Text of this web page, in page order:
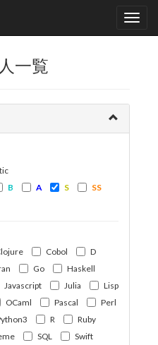
一覧
B A S
SS
Cobol
D
Go
Haskell
Javascript Julia
Lisp
OCaml Pascal
Perl
R
Ruby
SQL
Swift